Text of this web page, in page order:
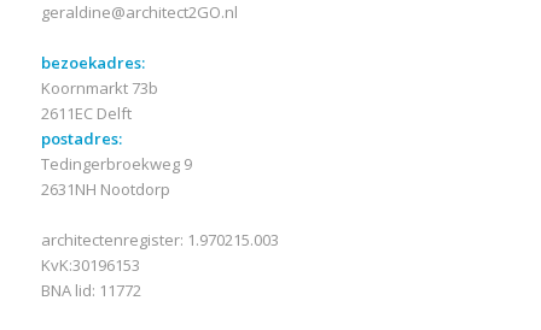
geraldine@architect2GO.nl
bezoekadres:
Koornmarkt 73b
2611EC Delft
postadres:
Tedingerbroekweg 9
2631NH Nootdorp
architectenregister: 1.970215.003
KvK:30196153
BNA lid: 11772